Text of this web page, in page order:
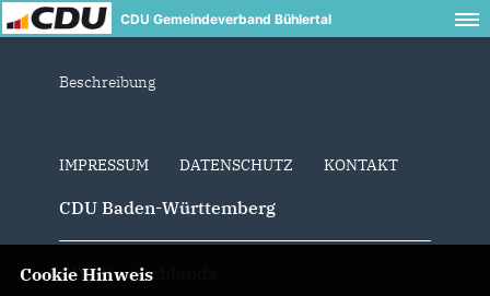
CDU Gemeindeverband Bühlertal
Beschreibung
IMPRESSUM DATENSCHUTZ KONTAKT
CDU Baden-Württemberg
CDU Deutschlands
Cookie Hinweis